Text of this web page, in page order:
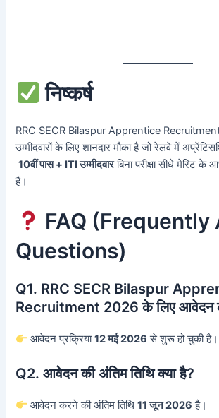
निष्कर्ष
RRC SECR Bilaspur Apprentice
उम्मीदवारों के लिए शानदार मौका है जो रेलवे में
10वीं पास + ITI उम्मीदवारबिना परीक्षा सीधे मेरिट
हैं।
FAQ (Frequently
Questions)
Q1. RRC SECR Bilaspur
Recruitment 2026 के लिए आवेदन
आवेदन प्रक्रिया12 मई 2026 से शुरू हो चुकी है।
Q2. आवेदन की अंतिम तिथि क्या है?
आवेदन करने की अंतिम तिथि11 जून 2026 है।